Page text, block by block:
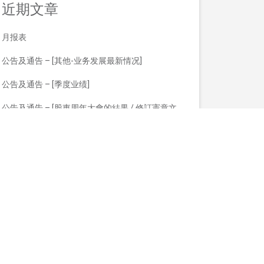
近期文章
月报表
公告及通告 – [其他-业务发展最新情况]
公告及通告 – [季度业绩]
公告及通告 – [股東周年大會的結果 / 修訂憲章文